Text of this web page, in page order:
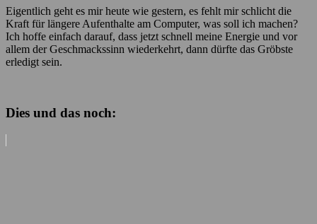
Eigentlich geht es mir heute wie gestern, es fehlt mir schlicht die
Kraft für längere Aufenthalte am Computer, was soll ich machen?
Ich hoffe einfach darauf, dass jetzt schnell meine Energie und vor
allem der Geschmackssinn wiederkehrt, dann dürfte das Gröbste
erledigt sein.
Dies und das noch: